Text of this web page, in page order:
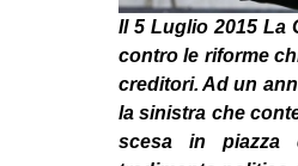
SPORT
Il 5 Luglio 2015 La
contro le riforme
creditori. Ad un
la sinistra che
scesa in piazza